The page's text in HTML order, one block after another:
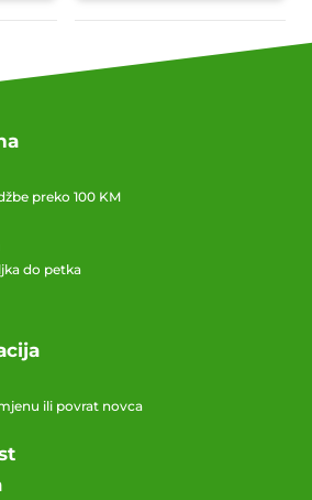
preko 100 KM
do petka
ili povrat novca